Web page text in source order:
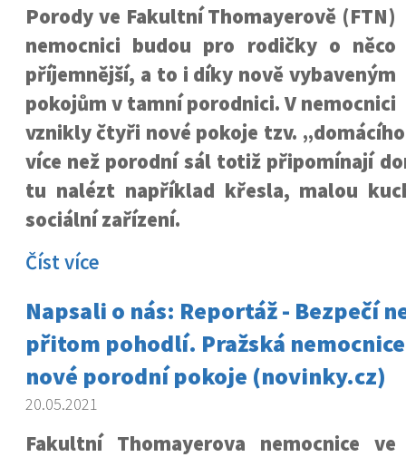
Porody ve Fakultní Thomayerově (FTN)
nemocnici budou pro rodičky o něco
příjemnější, a to i díky nově vybaveným
pokojům v tamní porodnici. V nemocnici
vznikly čtyři nové pokoje tzv.
více než porodní sál totiž připomínají
tu nalézt například křesla, malou
sociální zařízení.
Číst více
Napsali o nás: Reportáž - Bezpečí
přitom pohodlí. Pražská
nové porodní pokoje (novinky.cz)
20.05.2021
Fakultní Thomayerova nemocnice ve